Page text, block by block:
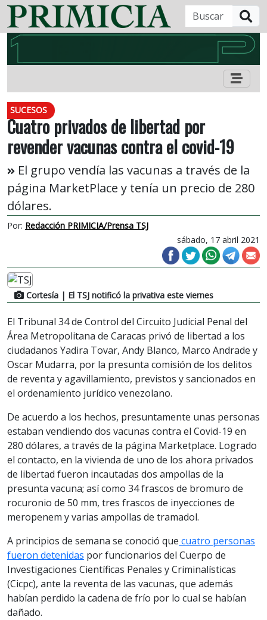
SUCESOS
Cuatro privados de libertad por
revender vacunas contra el covid-19
El grupo vendía las vacunas a través de la
página MarketPlace y tenía un precio de 280
dólares.
Por: Redacción PRIMICIA/Prensa TSJ
sábado, 17 abril 2021
Cortesía | El TSJ notificó la privativa este viernes
El Tribunal 34 de Control del Circuito Judicial Penal del
Área Metropolitana de Caracas privó de libertad a los
ciudadanos Yadira Tovar, Andy Blanco, Marco Andrade y
Oscar Mudarra, por la presunta comisión de los delitos
de reventa y agavillamiento, previstos y sancionados en
el ordenamiento jurídico venezolano.
De acuerdo a los hechos, presuntamente unas personas
estaban vendiendo dos vacunas contra el Covid-19 en
280 dólares, a través de la página Marketplace. Logrado
el contacto, en la vivienda de uno de los ahora privados
de libertad fueron incautadas dos ampollas de la
presunta vacuna; así como 34 frascos de bromuro de
rocuronio de 50 mm, tres frascos de inyecciones de
meropenem y varias ampollas de tramadol.
A principios de semana se conoció que cuatro personas
fueron detenidas por funcionarios del Cuerpo de
Investigaciones Científicas Penales y Criminalísticas
(Cicpc), ante la reventa de las vacunas, que además
habían perdido la cadena de frío por lo cual se habían
dañado.